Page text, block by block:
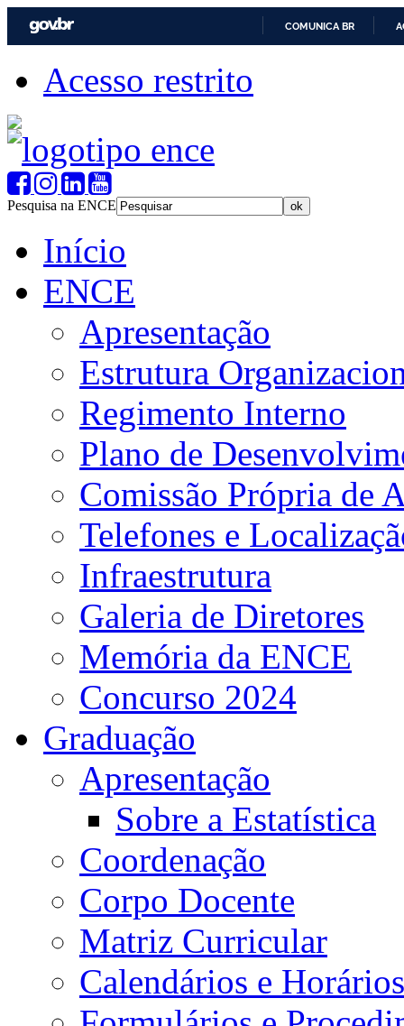
COMUNICA BR
Acesso restrito
Pesquisa na ENCE
Início
ENCE
Apresentação
Estrutura
Regimento Interno
Plano de
Comissão Própria de
Telefones e
Infraestrutura
Galeria de Diretores
Memória da ENCE
Concurso 2024
Graduação
Apresentação
Sobre a Estatística
Coordenação
Corpo Docente
Matriz Curricular
Calendários e Horários